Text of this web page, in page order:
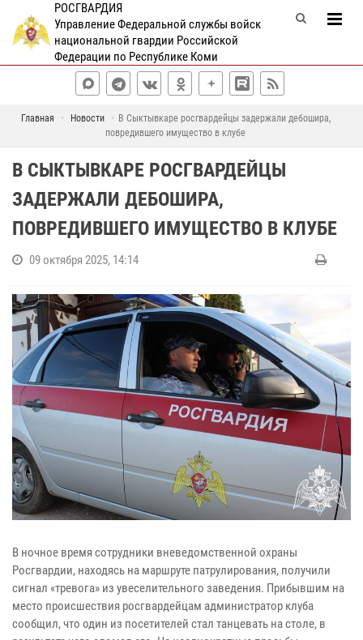
РОСГВАРДИЯ
Управление Федеральной службы войск
национальной гвардии Российской
Федерации по Республике Коми
Главная Новости
В Сыктывкаре росгвардейцы задержали дебошира,
повредившего имущество в клубе
В СЫКТЫВКАРЕ РОСГВАРДЕЙЦЫ
ЗАДЕРЖАЛИ ДЕБОШИРА,
ПОВРЕДИВШЕГО ИМУЩЕСТВО В КЛУБЕ
09 октября 2025, 14:14
В ночное время сотрудники вневедомственной охраны
Росгвардии, находясь на маршруте патрулирования, получили
сигнал «тревога» из увеселительного заведения. Прибывшим на
место происшествия росгвардейцам администратор клуба
сообщил, что один из посетителей стал танцевать на столе, в